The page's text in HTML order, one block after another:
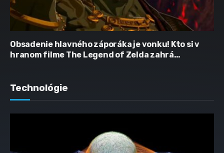
Obsadenie hlavného záporáka je vonku! Kto si v
hranom filme The Legend of Zelda zahrá
Technológie